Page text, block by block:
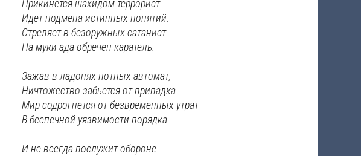
Прикинется шахидом террорист.
Идет подмена истинных понятий.
Стреляет в безоружных сатанист.
На муки ада обречен каратель.
Зажав в ладонях потных автомат,
Ничтожество забьется от припадка.
Мир содрогнется от безвременных утрат
В беспечной уязвимости порядка.
И не всегда послужит обороне